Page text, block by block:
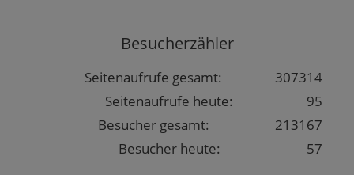
Besucherzähler
307314
Seitenaufrufe gesamt:
95
Seitenaufrufe heute:
213167
Besucher gesamt:
57
Besucher heute: